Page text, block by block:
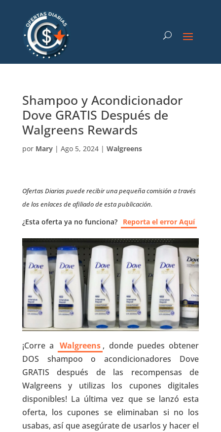
Shampoo y Acondicionador
Dove GRATIS Después de
Walgreens Rewards
por Mary| Ago 5, 2024| Walgreens
Ofertas Diarias puede recibir una pequeña comisión a través
de los enlaces de afiliado de esta publicación.
¿Esta oferta ya no funciona? Reporta el error Aquí
¡Corre a Walgreens , donde puedes obtener
DOS shampoo o acondicionadores Dove
GRATIS después de las recompensas de
Walgreens y utilizas los cupones digitales
disponibles! La última vez que se lanzó esta
oferta, los cupones se eliminaban si no los
usabas, así que asegúrate de usarlos y hacer el